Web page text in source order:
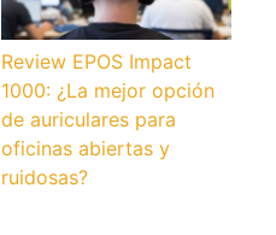
Review EPOS Impact
1000: ¿La mejor opción
de auriculares para
oficinas abiertas y
ruidosas?